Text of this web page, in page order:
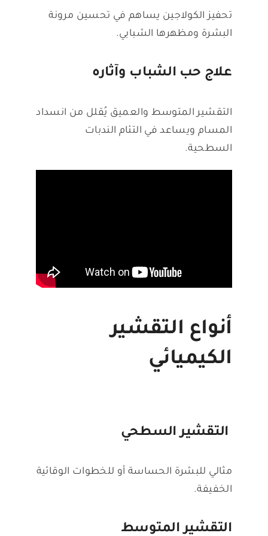
تحفيز الكولاجين يساهم في تحسين مرونة
البشرة ومظهرها الشبابي.
علاج حب الشباب وآثاره
التقشير المتوسط والعميق يُقلل من انسداد
المسام ويساعد في التئام الندبات
السطحية.
أنواع التقشير
الكيميائي
التقشير السطحي
مثالي للبشرة الحساسة أو للخطوات الوقائية
الخفيفة.
التقشير المتوسط